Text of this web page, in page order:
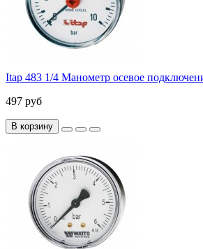
Itap 483 1/4 Манометр осевое
497 руб
В корзину